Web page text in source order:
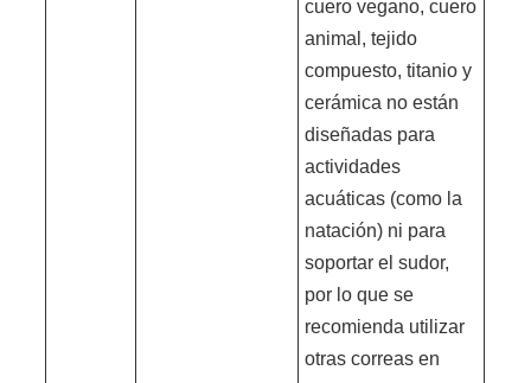
cuero vegano, cuero
animal, tejido
compuesto, titanio y
cerámica no están
diseñadas para
actividades
acuáticas (como la
natación) ni para
soportar el sudor,
por lo que se
recomienda utilizar
otras correas en